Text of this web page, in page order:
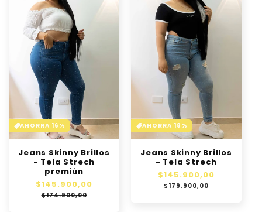
AHORRA 16%
Jeans Skinny Brillos
- Tela Strech
premiún
Precio
habitual
$145.900,00
$174.900,00
AHORRA 18%
Jeans Skinny Brillos
- Tela Strech
Precio
habitual
$145.900,00
$179.900,00